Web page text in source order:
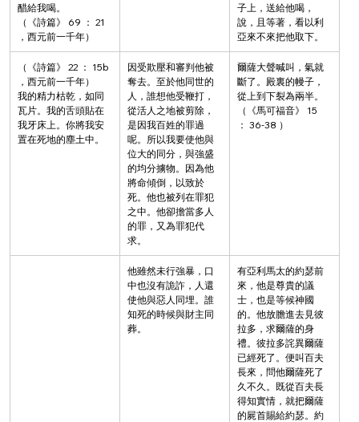
醋給我喝。
（《詩篇》 69 ： 21
，西元前一千年）
子上，送給他喝，
說，且等著，看以利
亞來不來把他取下。
（《詩篇》 22 ： 15b
，西元前一千年）
我的精力枯乾，如同
瓦片。我的舌頭貼在
我牙床上。你將我安
置在死地的塵土中。
因受欺壓和審判他被
奪去。至於他同世的
人，誰想他受鞭打，
從活人之地被剪除，
是因我百姓的罪過
呢。所以我要使他與
位大的同分，與強盛
的均分擄物。因為他
將命傾倒，以致於
死。他也被列在罪犯
之中。他卻擔當多人
的罪，又為罪犯代
求。
爾薩大聲喊叫，氣就
斷了。殿裏的幔子，
從上到下裂為兩半。
（《馬可福音》 15
： 36-38 ）
他雖然未行強暴，口
中也沒有詭詐，人還
使他與惡人同埋。誰
知死的時候與財主同
葬。
有亞利馬太的約瑟前
來，他是尊貴的議
士，也是等候神國
的。他放膽進去見彼
拉多，求爾薩的身
禮。彼拉多詫異爾薩
已經死了。便叫百夫
長來，問他爾薩死了
久不久。既從百夫長
得知實情，就把爾薩
的屍首賜給約瑟。約